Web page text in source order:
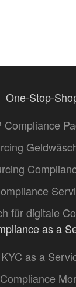
One-Stop-
Compliance
für digitale
as a
KYC as a